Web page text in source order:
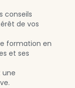
conseils
de vos
formation en
et ses
une